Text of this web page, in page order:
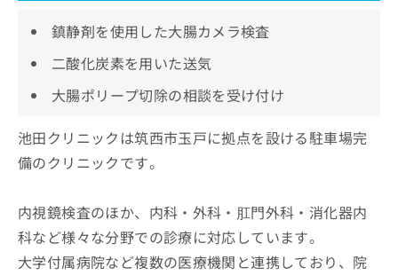
鎮静剤を使用した大腸カメラ検査
二酸化炭素を用いた送気
大腸ポリープ切除の相談を受け付け
池田クリニックは筑西市玉戸に拠点を設ける駐車場完
備のクリニックです。
内視鏡検査のほか、内科・外科・肛門外科・消化器内
科など様々な分野での診療に対応しています。
大学付属病院など複数の医療機関と連携しており、院